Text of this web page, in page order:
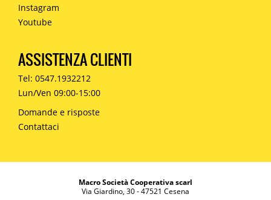
Instagram
Youtube
ASSISTENZA CLIENTI
Tel: 0547.1932212
Lun/Ven 09:00-15:00
Domande e risposte
Contattaci
Macro Società Cooperativa scarl
Via Giardino, 30 - 47521 Cesena